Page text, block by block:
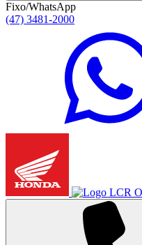
Fixo/WhatsApp
(47) 3481-2000